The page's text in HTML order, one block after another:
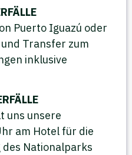
Puerto Iguazú oder
Transfer zum
inklusive
uns unsere
am Hotel für die
des Nationalparks